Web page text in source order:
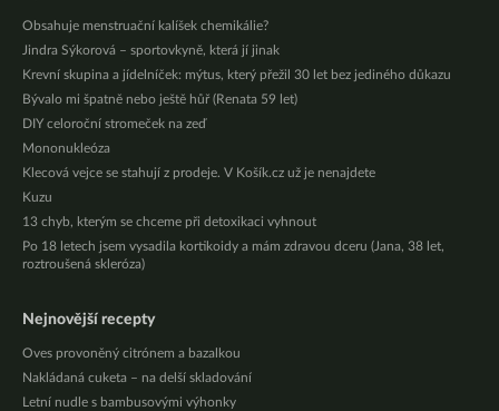
Obsahuje menstruační kalíšek chemikálie?
Jindra Sýkorová – sportovkyně, která jí jinak
Krevní skupina a jídelníček: mýtus, který přežil 30 let bez jediného důkazu
Bývalo mi špatně nebo ještě hůř (Renata 59 let)
DIY celoroční stromeček na zeď
Mononukleóza
Klecová vejce se stahují z prodeje. V Košík.cz už je nenajdete
Kuzu
13 chyb, kterým se chceme při detoxikaci vyhnout
Po 18 letech jsem vysadila kortikoidy a mám zdravou dceru (Jana, 38 let,
roztroušená skleróza)
Nejnovější recepty
Oves provoněný citrónem a bazalkou
Nakládaná cuketa – na delší skladování
Letní nudle s bambusovými výhonky